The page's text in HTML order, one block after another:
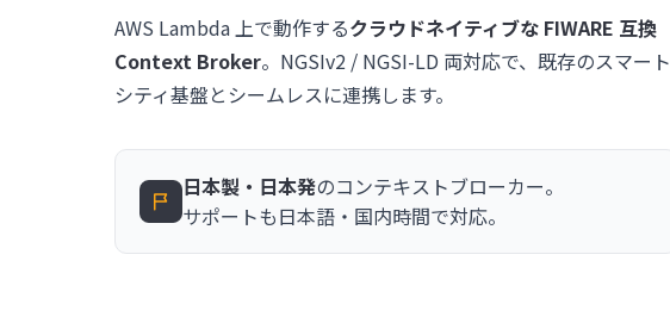
AWS Lambda 上で動作するクラウドネイティブな FIWARE 互換
Context Broker。NGSIv2 / NGSI-LD 両対応で、既存のスマート
シティ基盤とシームレスに連携します。
日本製・日本発のコンテキストブローカー。
サポートも日本語・国内時間で対応。